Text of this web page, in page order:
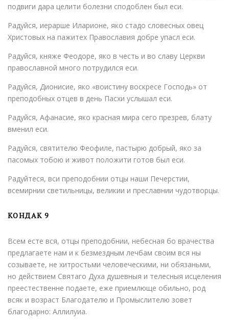
подвиги дара целити болезни сподоблен был еси.
Радуйся, иерарше Иларионе, яко стадо словесных овец
Христовых на пажитех Православия добре упасл еси.
Радуйся, княже Феодоре, яко в честь и во славу Церкви
православной много потрудился еси.
Радуйся, Дионисие, яко «воистину воскресе Гоcподь» от
преподобных отцев в день Пасхи услышал еси.
Радуйся, Афанасие, яко красная мира сего презрев, блату
вменил еси.
Радуйся, святителю Феофиле, пастырю добрый, яко за
пасомых тобою и живот положити готов был еси.
Радуйтеся, вси преподобнии отцы наши Печерстии,
всемирнии светильницы, великии и преславнии чудотворцы.
КОНДАК 9
Всем есте вся, отцы преподобнии, небесная бо врачества
предлагаете нам и к безмездным лечбам своим вся ны
созываете, не хитростьми человеческими, ни обязаньми,
но действием Святаго Духа душевныя и телесныя исцеления
преестественне подаете, еже приемлюще обильно, род
всяк и возраст Благодателю и Промыслителю зовет
благодарно: Аллилуиа.